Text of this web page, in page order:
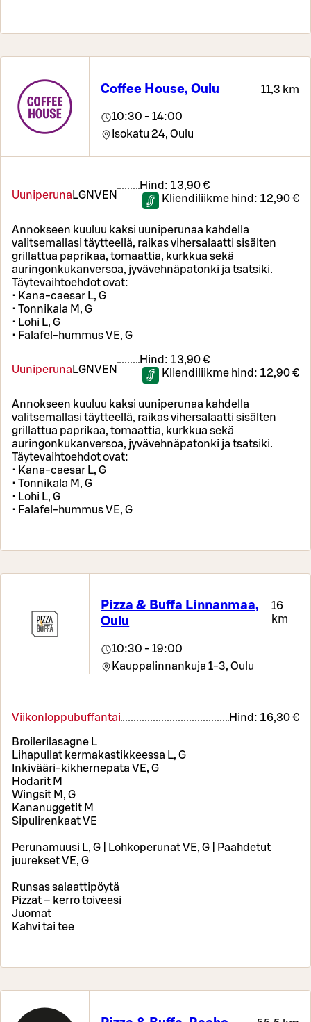
Coffee House, Oulu 11,3 km
10:30 - 14:00
Isokatu 24, Oulu
Uuniperuna LGNVEN
Hind: 13,90 €
Kliendiliikme hind: 12,90 €
Annokseen kuuluu kaksi uuniperunaa kahdella
valitsemallasi täytteellä, raikas vihersalaatti sisälten
grillattua paprikaa, tomaattia, kurkkua sekä
auringonkukanversoa, jyvävehnäpatonki ja tsatsiki.
Täytevaihtoehdot ovat:
• Kana-caesar L, G
• Tonnikala M, G
• Lohi L, G
• Falafel-hummus VE, G
Uuniperuna LGNVEN
Hind: 13,90 €
Kliendiliikme hind: 12,90 €
Annokseen kuuluu kaksi uuniperunaa kahdella
valitsemallasi täytteellä, raikas vihersalaatti sisälten
grillattua paprikaa, tomaattia, kurkkua sekä
auringonkukanversoa, jyvävehnäpatonki ja tsatsiki.
Täytevaihtoehdot ovat:
• Kana-caesar L, G
• Tonnikala M, G
• Lohi L, G
• Falafel-hummus VE, G
Pizza & Buffa Linnanmaa,
Oulu
16
km
10:30 - 19:00
Kauppalinnankuja 1-3, Oulu
Viikonloppubuffantai Hind: 16,30 €
Broilerilasagne L
Lihapullat kermakastikkeessa L, G
Inkivääri-kikhernepata VE, G
Hodarit M
Wingsit M, G
Kananuggetit M
Sipulirenkaat VE
Perunamuusi L, G | Lohkoperunat VE, G | Paahdetut
juurekset VE, G
Runsas salaattipöytä
Pizzat – kerro toiveesi
Juomat
Kahvi tai tee